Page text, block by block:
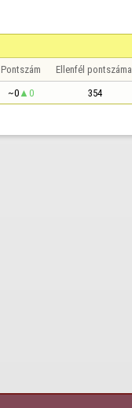
Pontszám Ellenfél pontszáma
~0 0 354